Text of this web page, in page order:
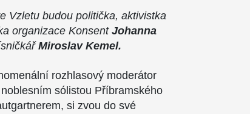
Vzletu budou politička, aktivistka
organizace Konsent Johanna
Miroslav Kemel.
rozhlasový moderátor
sólistou Příbramského
si zvou do své